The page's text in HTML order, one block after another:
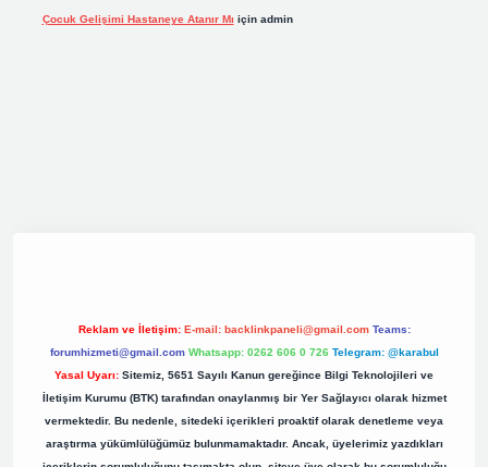
Çocuk Gelişimi Hastaneye Atanır Mı için admin
Reklam ve İletişim: E-mail: backlinkpaneli@gmail.com Teams:
forumhizmeti@gmail.com Whatsapp: 0262 606 0 726 Telegram: @karabul
Yasal Uyarı: Sitemiz, 5651 Sayılı Kanun gereğince Bilgi Teknolojileri ve
İletişim Kurumu (BTK) tarafından onaylanmış bir Yer Sağlayıcı olarak hizmet
vermektedir. Bu nedenle, sitedeki içerikleri proaktif olarak denetleme veya
araştırma yükümlülüğümüz bulunmamaktadır. Ancak, üyelerimiz yazdıkları